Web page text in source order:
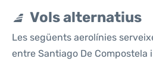
Vols alternatius
Les següents aerolínies
entre Santiago De Compostela